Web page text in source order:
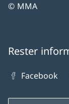
© MMA
Rester
Facebook